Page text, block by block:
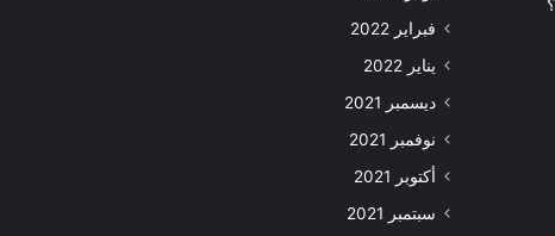
فبراير 2022
يناير 2022
ديسمبر 2021
نوفمبر 2021
أكتوبر 2021
سبتمبر 2021